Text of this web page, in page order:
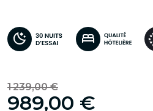
1 239,00 €
989,00 €